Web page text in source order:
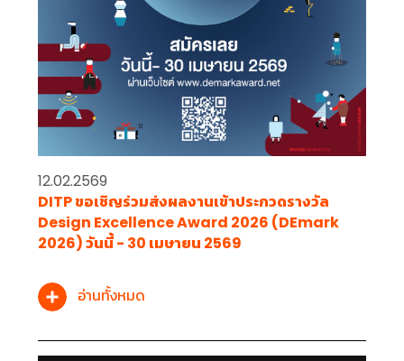
12.02.2569
DITP ขอเชิญร่วมส่งผลงานเข้าประกวดรางวัล
Design Excellence Award 2026 (DEmark
2026) วันนี้ - 30 เมษายน 2569
อ่านทั้งหมด